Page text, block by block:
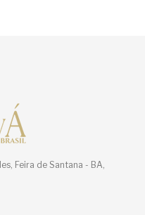
Feira de Santana - BA,